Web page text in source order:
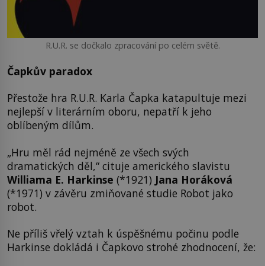
R.U.R. se dočkalo zpracování po celém světě.
Čapkův paradox
Přestože hra R.U.R. Karla Čapka katapultuje mezi
nejlepší v literárním oboru, nepatří k jeho
oblíbeným dílům.
„Hru měl rád nejméně ze všech svých
dramatických děl,“ cituje amerického slavistu
Williama E. Harkinse (*1921) Jana Horáková
(*1971) v závěru zmiňované studie Robot jako
robot.
Ne příliš vřelý vztah k úspěšnému počinu podle
Harkinse dokládá i Čapkovo strohé zhodnocení, že: